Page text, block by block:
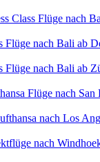
Class Flüge nach
Flüge nach Bali ab
Flüge nach Bali ab
Flüge nach San
nach Los
nach